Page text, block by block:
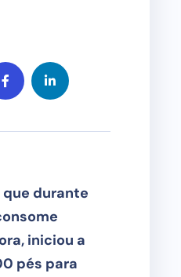
que durante
iniciou a
pés para